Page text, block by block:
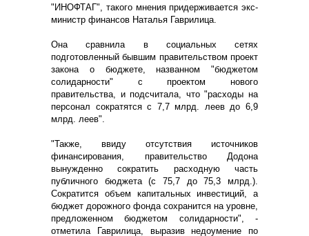
"ИНОФТАГ", такого мнения придерживается экс-
министр финансов Наталья Гаврилица.
Она сравнила в социальных сетях
подготовленный бывшим правительством проект
закона о бюджете, названном "бюджетом
солидарности" с проектом нового
правительства, и подсчитала, что "расходы на
персонал сократятся с 7,7 млрд. леев до 6,9
млрд. леев".
"Также, ввиду отсутствия источников
финансирования, правительство Додона
вынужденно сократить расходную часть
публичного бюджета (с 75,7 до 75,3 млрд.).
Сократится объем капитальных инвестиций, а
бюджет дорожного фонда сохранится на уровне,
предложенном бюджетом солидарности", -
отметила Гаврилица, выразив недоумение по